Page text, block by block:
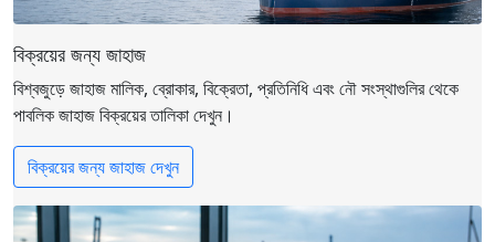
বিক্রয়ের জন্য জাহাজ
বিশ্বজুড়ে জাহাজ মালিক, ব্রোকার, বিক্রেতা, প্রতিনিধি এবং নৌ সংস্থাগুলির থেকে
পাবলিক জাহাজ বিক্রয়ের তালিকা দেখুন।
বিক্রয়ের জন্য জাহাজ দেখুন